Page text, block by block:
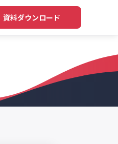
資料ダウンロード